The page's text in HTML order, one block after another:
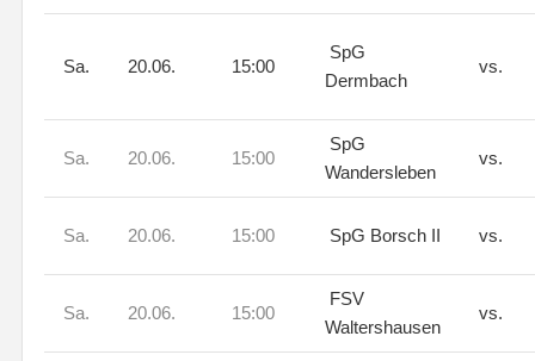
Sa. 20.06. 15:00
SpG
Dermbach
vs.
Sa. 20.06. 15:00
SpG
Wandersleben
vs.
Sa. 20.06. 15:00 SpG Borsch II vs.
Sa. 20.06. 15:00
FSV
Waltershausen
vs.